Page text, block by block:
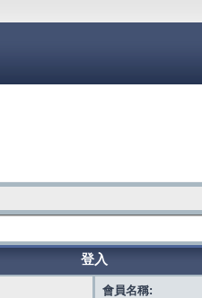
登入
會員名稱: